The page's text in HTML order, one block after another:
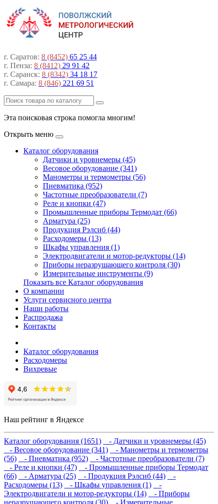
г. Саратов: 8 (8452) 65 25 44
г. Пенза: 8 (8412) 29 91 42
г. Саранск: 8 (8342) 34 18 17
г. Самара: 8 (846) 221 69 51
Эта поисковая строка помогла многим!
Открыть меню
Каталог оборудования
Датчики и уровнемеры (45)
Весовое оборудование (341)
Манометры и термометры (56)
Пневматика (952)
Частотные преобразователи (7)
Реле и кнопки (47)
Промышленные приборы Термодат (66)
Арматура (25)
Продукция Рэлсиб (44)
Расходомеры (13)
Шкафы управления (1)
Электродвигатели и мотор-редукторы (14)
Приборы неразрушающего контроля (30)
Измерительные инструменты (9)
Показать все Каталог оборудования
О компании
Услуги сервисного центра
Наши работы
Распродажа
Контакты
Каталог оборудования
Расходомеры
Вихревые
Наш рейтинг в Яндексе
Каталог оборудования (1651)
- Датчики и уровнемеры (45)
- Весовое оборудование (341)
- Манометры и термометры
(56)
- Пневматика (952)
- Частотные преобразователи (7)
- Реле и кнопки (47)
- Промышленные приборы Термодат
(66)
- Арматура (25) - Продукция Рэлсиб (44)
-
Расходомеры (13)
- Шкафы управления (1)
-
Электродвигатели и мотор-редукторы (14)
- Приборы
неразрушающего контроля (30)
- Измерительные